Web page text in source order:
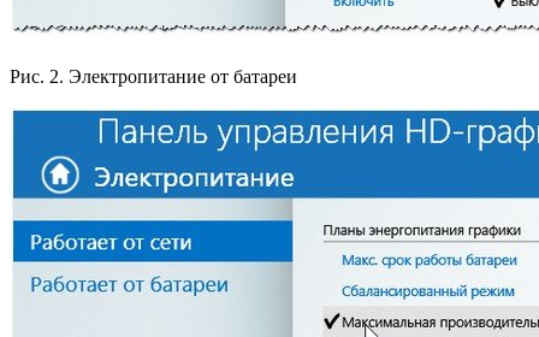
Рис. 2. Электропитание от батареи